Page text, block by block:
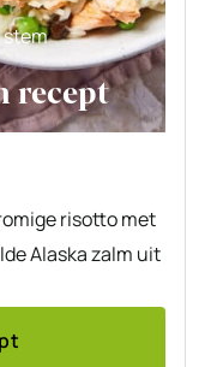
stem
recept
risotto met
Alaska zalm uit